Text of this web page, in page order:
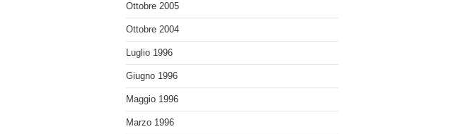
Ottobre 2005
Ottobre 2004
Luglio 1996
Giugno 1996
Maggio 1996
Marzo 1996